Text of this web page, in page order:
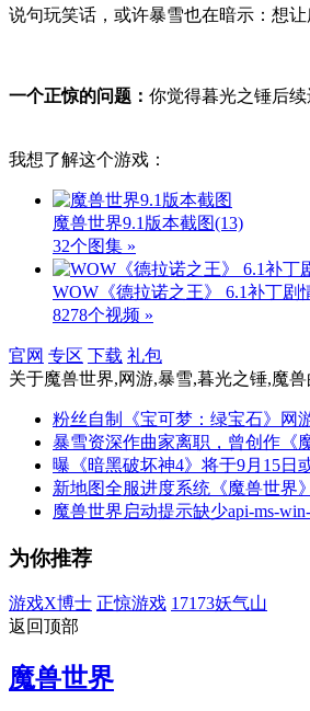
说句玩笑话，或许暴雪也在暗示：想
一个正惊的问题： 你觉得暮光之锤后
我想了解这个游戏：
魔兽世界9.1版本截图(13)
32个图集 »
WOW《德拉诺之王》 6.1补丁剧
8278个视频 »
官网 专区 下载 礼包
关于魔兽世界,网游,暴雪,暮光之锤,魔兽
粉丝自制《宝可梦：绿宝石》网
暴雪资深作曲家离职，曾创作《
曝《暗黑破坏神4》将于9月15日
新地图全服进度系统《魔兽世界
魔兽世界启动提示缺少api-ms-
为你推荐
游戏X博士 正惊游戏 17173妖气山
返回顶部
魔兽世界